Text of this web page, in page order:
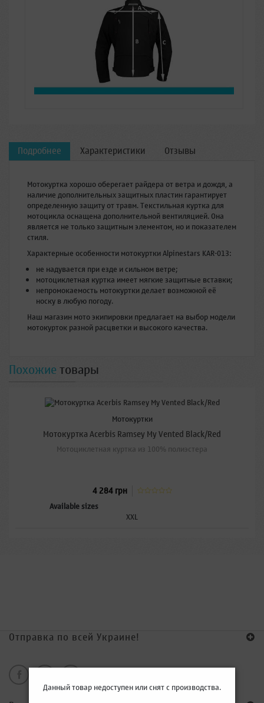
Подробнее Характеристики Отзывы
Мотокуртка хорошо оберегает райдера от ветра и дождя, а
наличие дополнительных защитных пластин гарантирует
определенную защиту от травм. Текстильная куртка для
мотоцикла оснащена дополнительной вентиляцией. Она
является не только защитным элементом, но и показателем
стиля.
Характерные особенности мотокуртки Alpinestars KAR-013:
не надувается при езде и сильном ветре;
мотоциклетная куртка имеет мягкие защитные вставки;
непромокаемость мотокуртки делает возможной её
носку в любую погоду.
Наш магазин мото экипировки предлагает на выбор модели
мотокурток разной расцветки и высокого качества.
Похожиетовары
Мотокуртки
Мотокуртка Acerbis Ramsey My Vented Black/Red
Мотоциклетная куртка из 100% полиэстера
4 284 грн
Available sizes
XXL
Данный товар недоступен или снят с производства.
Отправка по всей Украине!